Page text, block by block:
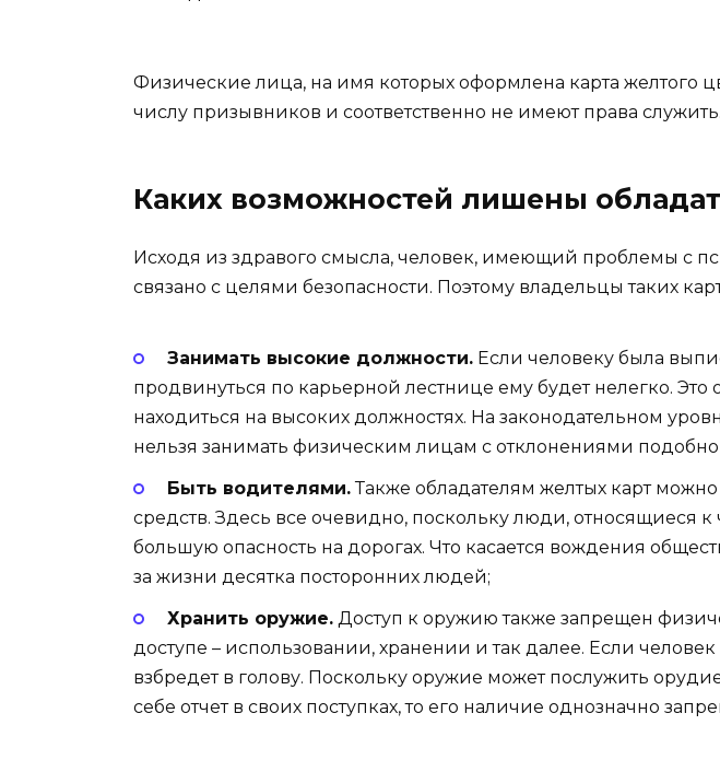
Физические лица, на имя которых оформлена карта желтого
числу призывников и соответственно не имеют права служить.
Каких возможностей лишены
Исходя из здравого смысла, человек, имеющий проблемы с
связано с целями безопасности. Поэтому владельцы таких
Занимать высокие должности.Если человеку была
продвинуться по карьерной лестнице ему будет нелегко.
находиться на высоких должностях. На законодательном
нельзя занимать физическим лицам с отклонениями
Быть водителями.Также обладателям желтых карт
средств. Здесь все очевидно, поскольку люди, относящиеся
большую опасность на дорогах. Что касается вождения
за жизни десятка посторонних людей;
Хранить оружие.Доступ к оружию также запрещен
доступе – использовании, хранении и так далее. Если
взбредет в голову. Поскольку оружие может послужить
себе отчет в своих поступках, то его наличие однозначно